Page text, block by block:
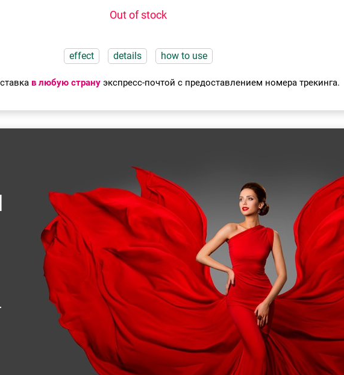
Out of stock
effect details how to use
в любую страну экспресс-почтой с предоставлением номера трекинга.